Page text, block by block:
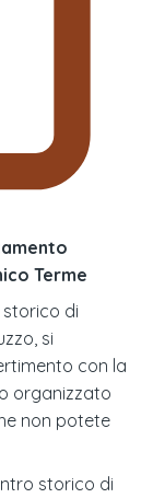
Terme
di
si
con la
organizzato
non potete
storico di